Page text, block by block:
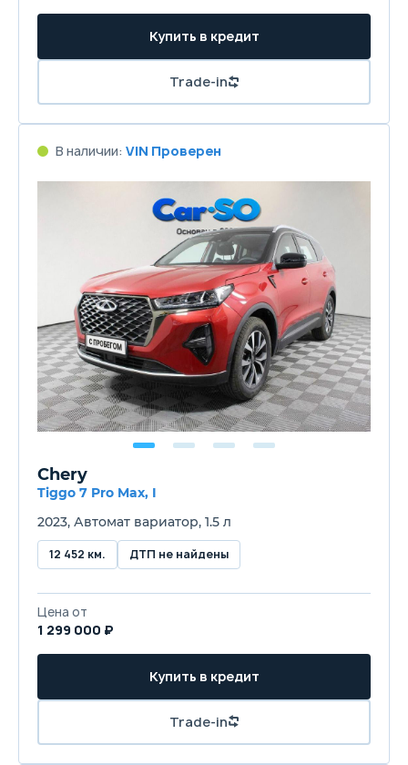
Купить в кредит
Trade-in
В наличии: VIN Проверен
Chery
Tiggo 7 Pro Max, I
2023, Автомат вариатор, 1.5 л
12 452 км. ДТП не найдены
Цена от
1 299 000 ₽
Купить в кредит
Trade-in